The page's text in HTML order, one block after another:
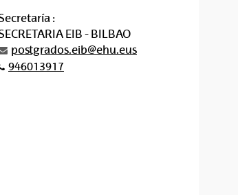
:
EIB - BILBAO
postgrados.eib@ehu.eus
946013917